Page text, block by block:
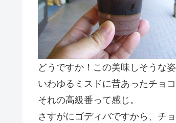
どうですか！この美味しそうな姿
いわゆるミスドに昔あったチョ
それの高級番って感じ。
さすがにゴディバですから、チ